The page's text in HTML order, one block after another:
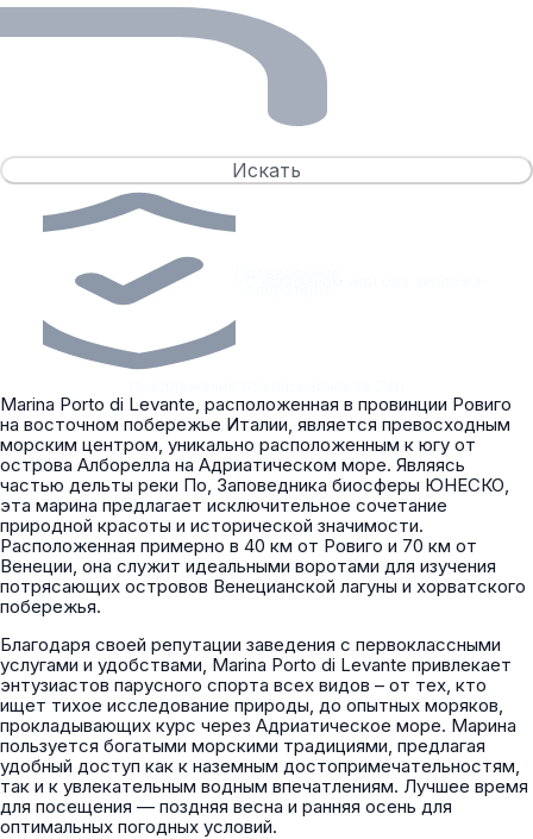
Искать
Marina Porto di Levante, расположенная в провинции Ровиго
на восточном побережье Италии, является превосходным
морским центром, уникально расположенным к югу от
острова Алборелла на Адриатическом море. Являясь
частью дельты реки По, Заповедника биосферы ЮНЕСКО,
эта марина предлагает исключительное сочетание
природной красоты и исторической значимости.
Расположенная примерно в 40 км от Ровиго и 70 км от
Венеции, она служит идеальными воротами для изучения
потрясающих островов Венецианской лагуны и хорватского
побережья.
Благодаря своей репутации заведения с первоклассными
услугами и удобствами, Marina Porto di Levante привлекает
энтузиастов парусного спорта всех видов – от тех, кто
ищет тихое исследование природы, до опытных моряков,
прокладывающих курс через Адриатическое море. Марина
пользуется богатыми морскими традициями, предлагая
удобный доступ как к наземным достопримечательностям,
так и к увлекательным водным впечатлениям. Лучшее время
для посещения — поздняя весна и ранняя осень для
оптимальных погодных условий.